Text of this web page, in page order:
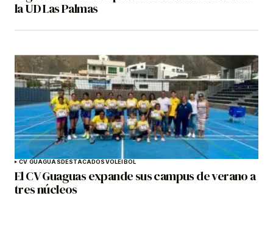
la UD Las Palmas
CV GUAGUAS DESTACADOSVOLEIBOL
El CV Guaguas expande sus campus de verano a
tres núcleos